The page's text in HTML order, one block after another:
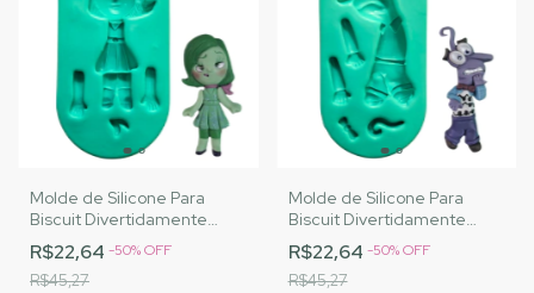
Molde de Silicone Para
Biscuit Divertidamente
Nojinho - MJ Artesanatos |
Cód. A015
R$22,64 -50%OFF
R$45,27
Molde de Silicone Para
Biscuit Divertidamente
Medo - MJ Artesanatos |
Cód. A008
R$22,64 -50%OFF
R$45,27